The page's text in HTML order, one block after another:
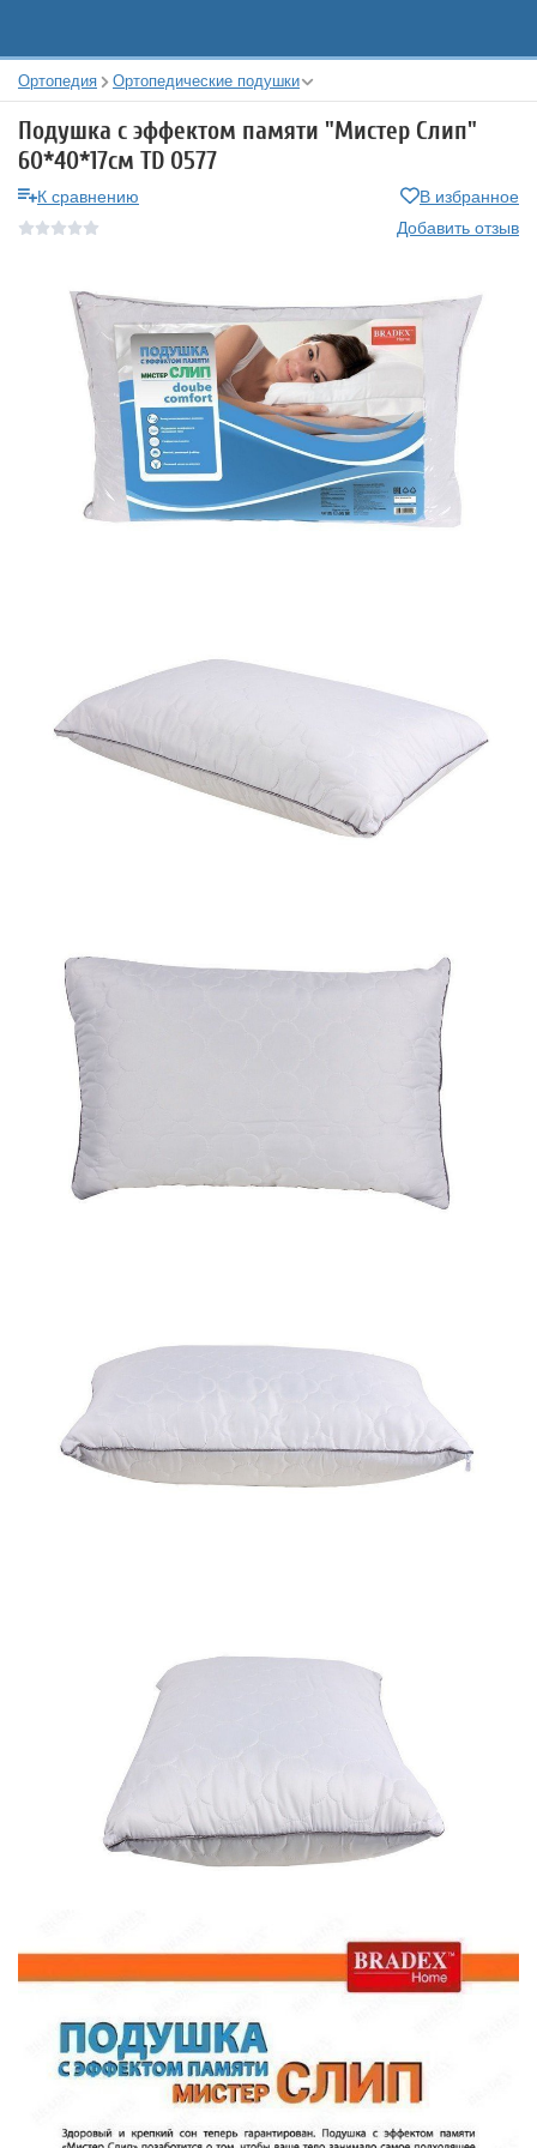
Ортопедия Ортопедические подушки
Подушка с эффектом памяти "Мистер Слип"
60*40*17см TD 0577
К сравнению
В избранное
Добавить отзыв